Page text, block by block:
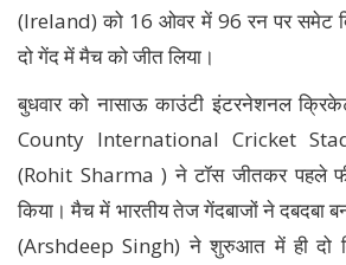
(Ireland) को 16 ओवर में 96 रन पर समेट
दो गेंद में मैच को जीत लिया।
बुधवार को नासाऊ काउंटी इंटरनेशनल
County International Cricket
(Rohit Sharma ) ने टॉस जीतकर पहले
किया। मैच में भारतीय तेज गेंदबाजों ने दबदबा
(Arshdeep Singh) ने शुरुआत में ही दो